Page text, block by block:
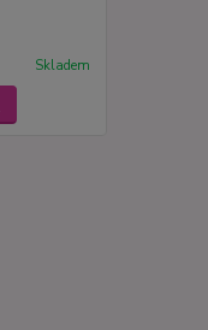
Skladem